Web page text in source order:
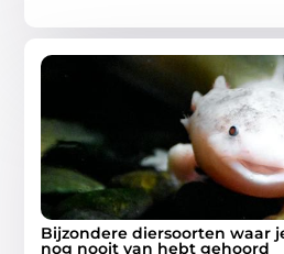
Bijzondere diersoorten waar
nog nooit van hebt gehoord